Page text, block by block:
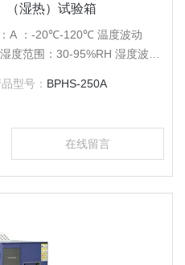
（湿热）试验箱
A ：-20℃-120℃ 温度波动
范围：30-95%RH 湿度波动
电源电压：AC220V 50Hz
型号： BPHS-250A
在线留言